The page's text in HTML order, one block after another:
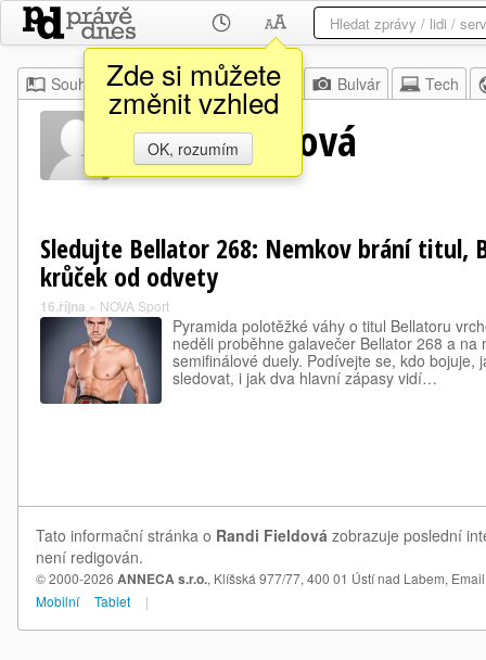
Zde si můžete
změnit vzhled
OK, rozumím
Souhrn Moje Z domova Bulvár Tech
Randi Fieldová
Sledujte Bellator 268: Nemkov brání titul,
krůček od odvety
16.října » NOVA Sport
Pyramida polotěžké váhy o titul Bellatoru
neděli proběhne galavečer Bellator 268 a na
semifinálové duely. Podívejte se, kdo bojuje,
sledovat, i jak dva hlavní zápasy vidí…
Tato informační stránka o Randi Fieldová zobrazuje poslední
není redigován.
© 2000-2026 ANNECA s.r.o., Klíšská 977/77, 400 01 Ústí nad Labem,
Mobilní
Tablet |